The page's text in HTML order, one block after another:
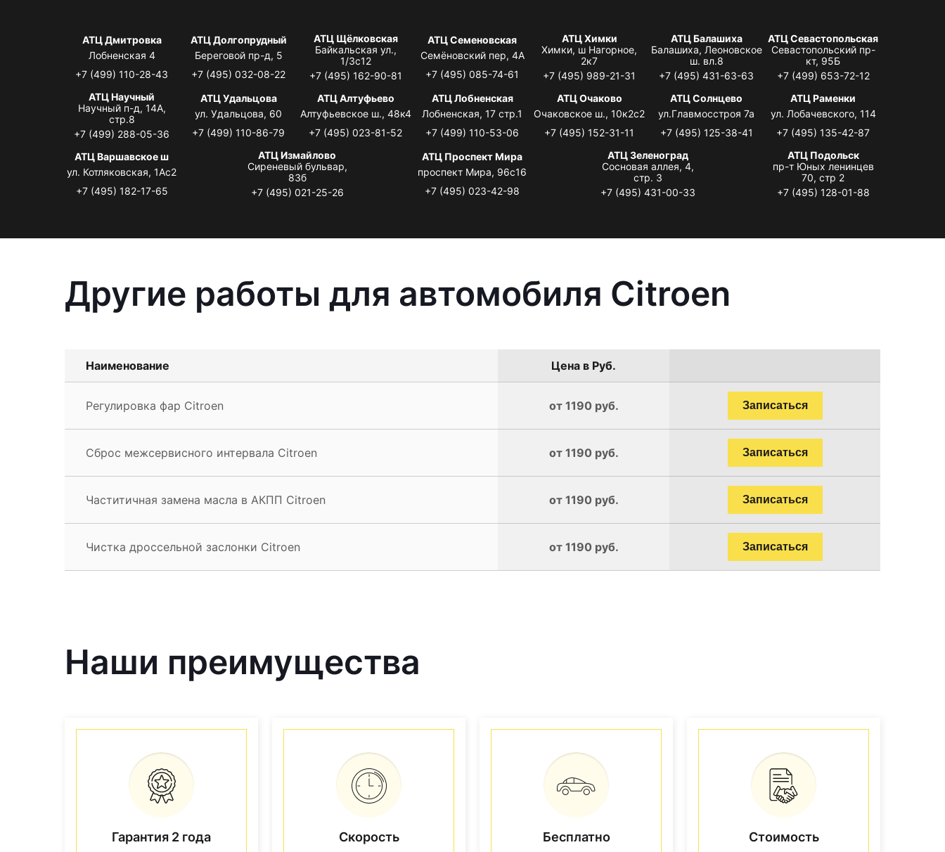
АТЦ Дмитровка
Лобненская 4
+7 (499) 110-28-43
АТЦ Долгопрудный
Береговой пр-д, 5
+7 (495) 032-08-22
АТЦ Щёлковская
Байкальская ул.,
1/3с12
+7 (495) 162-90-81
АТЦ Семеновская
Семёновский пер, 4А
+7 (495) 085-74-61
АТЦ Химки
Химки, ш Нагорное,
2к7
+7 (495) 989-21-31
АТЦ Балашиха
Балашиха, Леоновское
ш. вл.8
+7 (495) 431-63-63
АТЦ Севастопольская
Севастопольский пр-
кт, 95Б
+7 (499) 653-72-12
АТЦ Научный
Научный п-д, 14А,
стр.8
+7 (499) 288-05-36
АТЦ Удальцова
ул. Удальцова, 60
+7 (499) 110-86-79
АТЦ Алтуфьево
Алтуфьевское ш., 48к4
+7 (495) 023-81-52
АТЦ Лобненская
Лобненская, 17 стр.1
+7 (499) 110-53-06
АТЦ Очаково
Очаковское ш., 10к2с2
+7 (495) 152-31-11
АТЦ Солнцево
ул.Главмосстроя 7а
+7 (495) 125-38-41
АТЦ Раменки
ул. Лобачевского, 114
+7 (495) 135-42-87
АТЦ Варшавское ш
ул. Котляковская, 1Ас2
+7 (495) 182-17-65
АТЦ Измайлово
Сиреневый бульвар,
83б
+7 (495) 021-25-26
АТЦ Проспект Мира
проспект Мира, 96с16
+7 (495) 023-42-98
АТЦ Зеленоград
Сосновая аллея, 4,
стр. 3
+7 (495) 431-00-33
АТЦ Подольск
пр-т Юных ленинцев
70, стр 2
+7 (495) 128-01-88
Другие работы для автомобиля Citroen
Наименование Цена в Руб.
Регулировка фар Citroen от 1190 руб. Записаться
Сброс межсервисного интервала Citroen от 1190 руб. Записаться
Частитичная замена масла в АКПП Citroen от 1190 руб. Записаться
Чистка дроссельной заслонки Citroen от 1190 руб. Записаться
Наши преимущества
Гарантия 2 года Скорость Бесплатно Стоимость